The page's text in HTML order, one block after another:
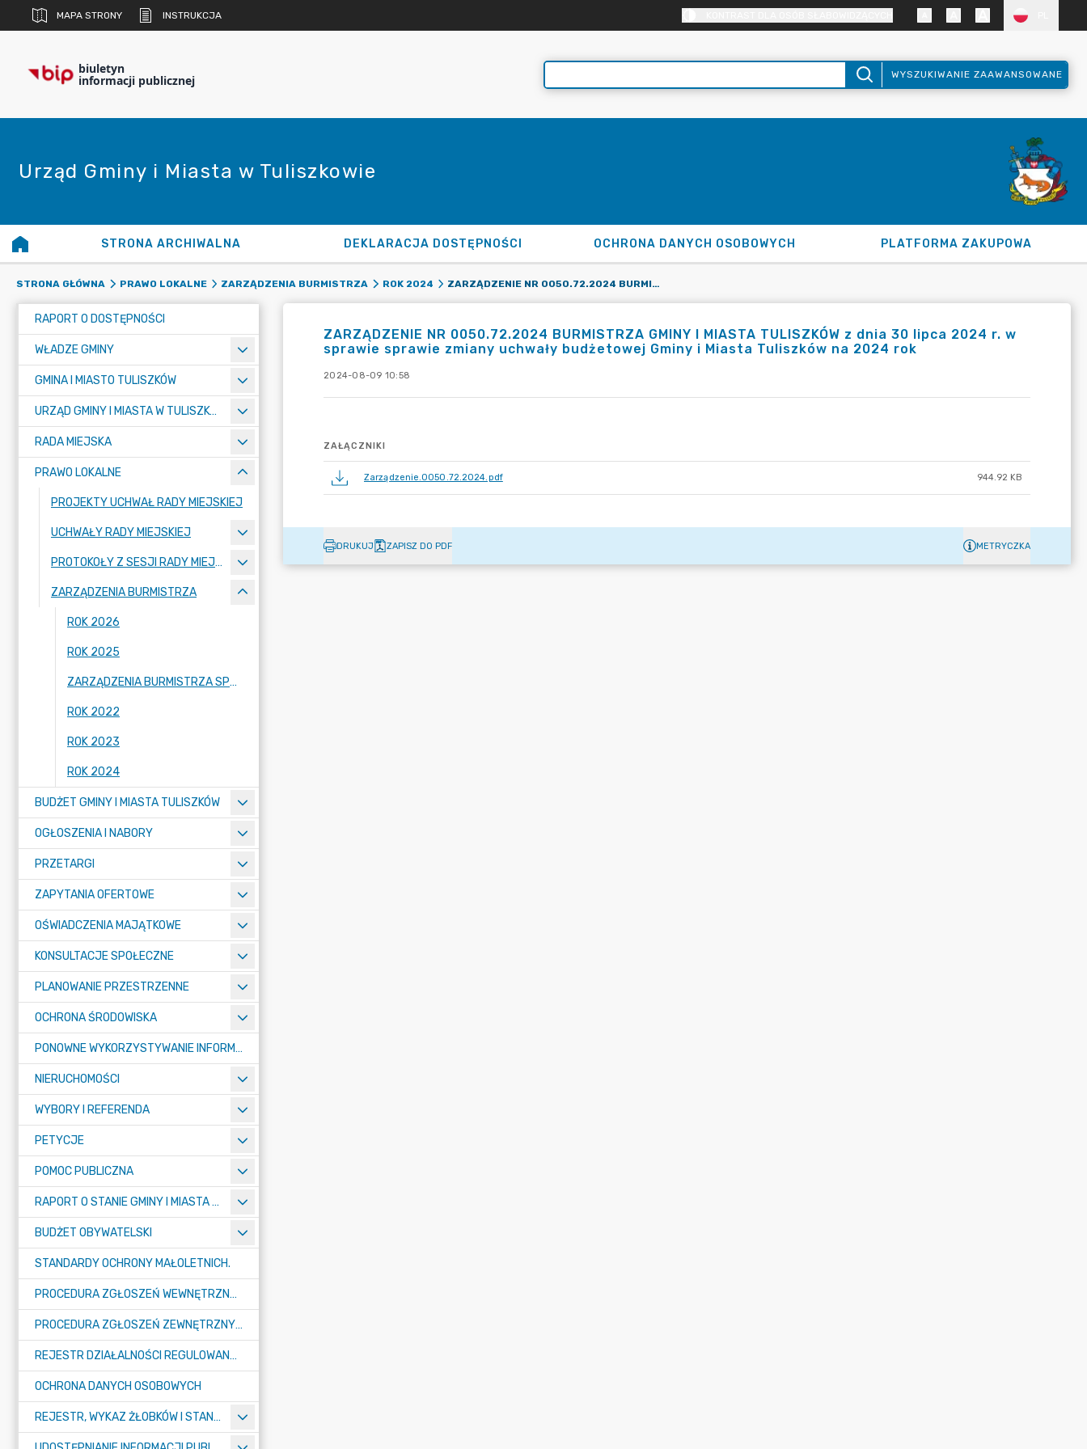
MAPA STRONY INSTRUKCJA
biuletyn
informacji publicznej WYSZUKIWANIE ZAAWANSOWANE
Urząd Gminy i Miasta w Tuliszkowie
STRONA ARCHIWALNA DEKLARACJA DOSTĘPNOŚCI OCHRONA DANYCH OSOBOWYCH PLATFORMA ZAKUPOWA
STRONA GŁÓWNA PRAWO LOKALNE ZARZĄDZENIA BURMISTRZA ROK 2024 ZARZĄDZENIE NR 0050.72.2024 BURMISTRZA GMINY I MIASTA TULISZKÓW Z DNIA 30 LIPCA 2024 R. W SPRAWIE SPRAWIE ZMIANY UCHWAŁY BUDŻETOWEJ GMINY I MIASTA TULISZKÓW NA 2024 ROK
RAPORT O DOSTĘPNOŚCI
WŁADZE GMINY
GMINA I MIASTO TULISZKÓW
URZĄD GMINY I MIASTA W TULISZKOWIE
RADA MIEJSKA
PRAWO LOKALNE
PROJEKTY UCHWAŁ RADY MIEJSKIEJ
UCHWAŁY RADY MIEJSKIEJ
PROTOKOŁY Z SESJI RADY MIEJSKIEJ
ZARZĄDZENIA BURMISTRZA
ROK 2026
ROK 2025
ZARZĄDZENIA BURMISTRZA SPRZED 2022 ROKU
ROK 2022
ROK 2023
ROK 2024
BUDŻET GMINY I MIASTA TULISZKÓW
OGŁOSZENIA I NABORY
PRZETARGI
ZAPYTANIA OFERTOWE
OŚWIADCZENIA MAJĄTKOWE
KONSULTACJE SPOŁECZNE
PLANOWANIE PRZESTRZENNE
OCHRONA ŚRODOWISKA
PONOWNE WYKORZYSTYWANIE INFORMACJI SEKTORA PUBLICZNEGO
NIERUCHOMOŚCI
WYBORY I REFERENDA
PETYCJE
POMOC PUBLICZNA
RAPORT O STANIE GMINY I MIASTA TULISZKÓW
BUDŻET OBYWATELSKI
STANDARDY OCHRONY MAŁOLETNICH.
PROCEDURA ZGŁOSZEŃ WEWNĘTRZNYCH W URZĘDZIE GMINY I MIASTA W TULISZKOWIE
PROCEDURA ZGŁOSZEŃ ZEWNĘTRZNYCH
REJESTR DZIAŁALNOŚCI REGULOWANEJ
OCHRONA DANYCH OSOBOWYCH
REJESTR, WYKAZ ŻŁOBKÓW I STANDARDY OPIEKI NAD DZIEĆMI W WIEKU DO LAT 3
ZARZĄDZENIE NR 0050.72.2024 BURMISTRZA GMINY I MIASTA TULISZKÓW z dnia 30 lipca 2024 r. w
sprawie sprawie zmiany uchwały budżetowej Gminy i Miasta Tuliszków na 2024 rok
2024-08-09 10:58
ZAŁĄCZNIKI
Zarządzenie.0050.72.2024.pdf 944.92 KB
DRUKUJ ZAPISZ DO PDF METRYCZKA